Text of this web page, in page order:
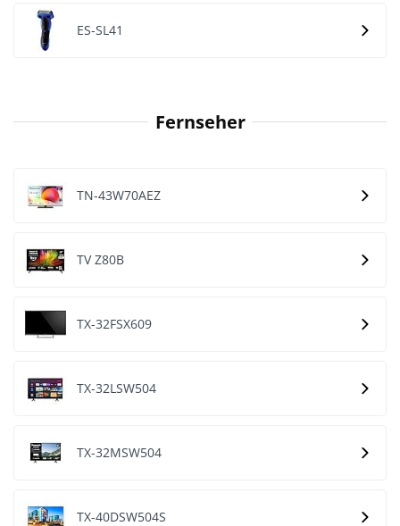
ES-SL41
Fernseher
TN-43W70AEZ
TV Z80B
TX-32FSX609
TX-32LSW504
TX-32MSW504
TX-40DSW504S